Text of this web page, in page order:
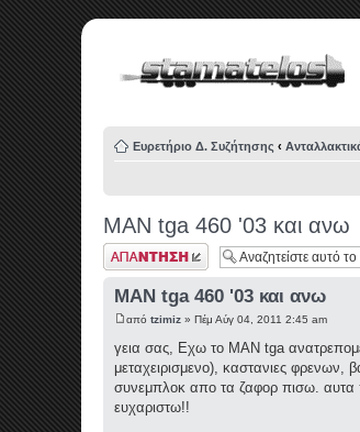
Ευρετήριο Δ. Συζήτησης ‹
MAN tga 460 '03 και ανω
Δημιουργία
απάντησης
MAN tga 460 '03 και ανω
απόtzimiz » Πέμ Αύγ 04, 2011 2:45 am
γεια σας, Εχω το ΜΑΝ tga
μεταχειρισμενο), καστανιες
συνεμπλοκ απο τα ζαφορ πισω. αυτα
ευχαριστω!!